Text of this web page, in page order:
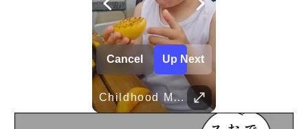
Cancel Up Next
Childhood Memories